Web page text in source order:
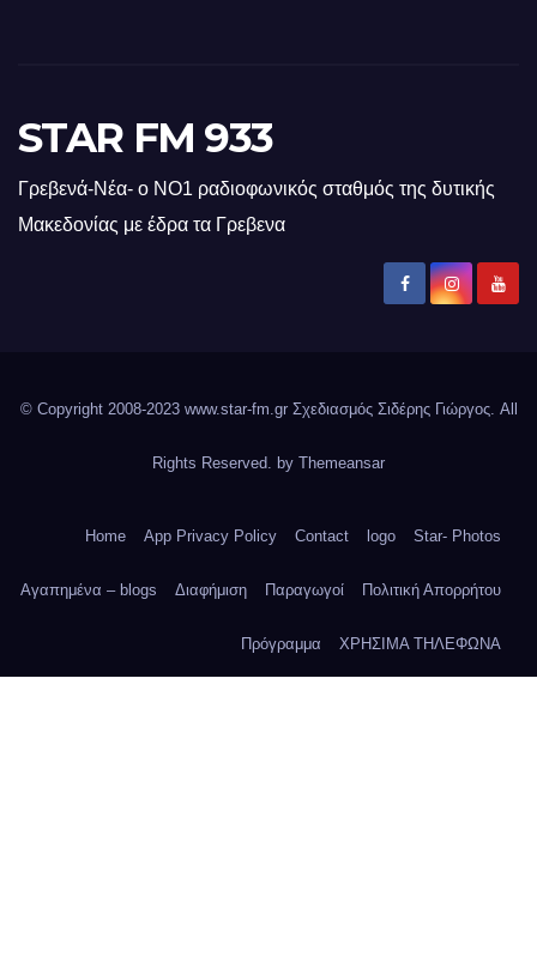
STAR FM 933
Γρεβενά-Νέα- ο ΝΟ1 ραδιοφωνικός σταθμός της δυτικής
Μακεδονίας με έδρα τα Γρεβενα
© Copyright 2008-2023 www.star-fm.gr Σχεδιασμός Σιδέρης Γιώργος. All
Rights Reserved. by Themeansar
Home App Privacy Policy Contact logo Star- Photos
Αγαπημένα – blogs Διαφήμιση Παραγωγοί Πολιτική Απορρήτου
Πρόγραμμα ΧΡΗΣΙΜΑ ΤΗΛΕΦΩΝΑ